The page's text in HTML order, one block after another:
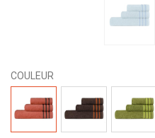
COULEUR
NJA-
MARR-
NJA
VDE-
PIST